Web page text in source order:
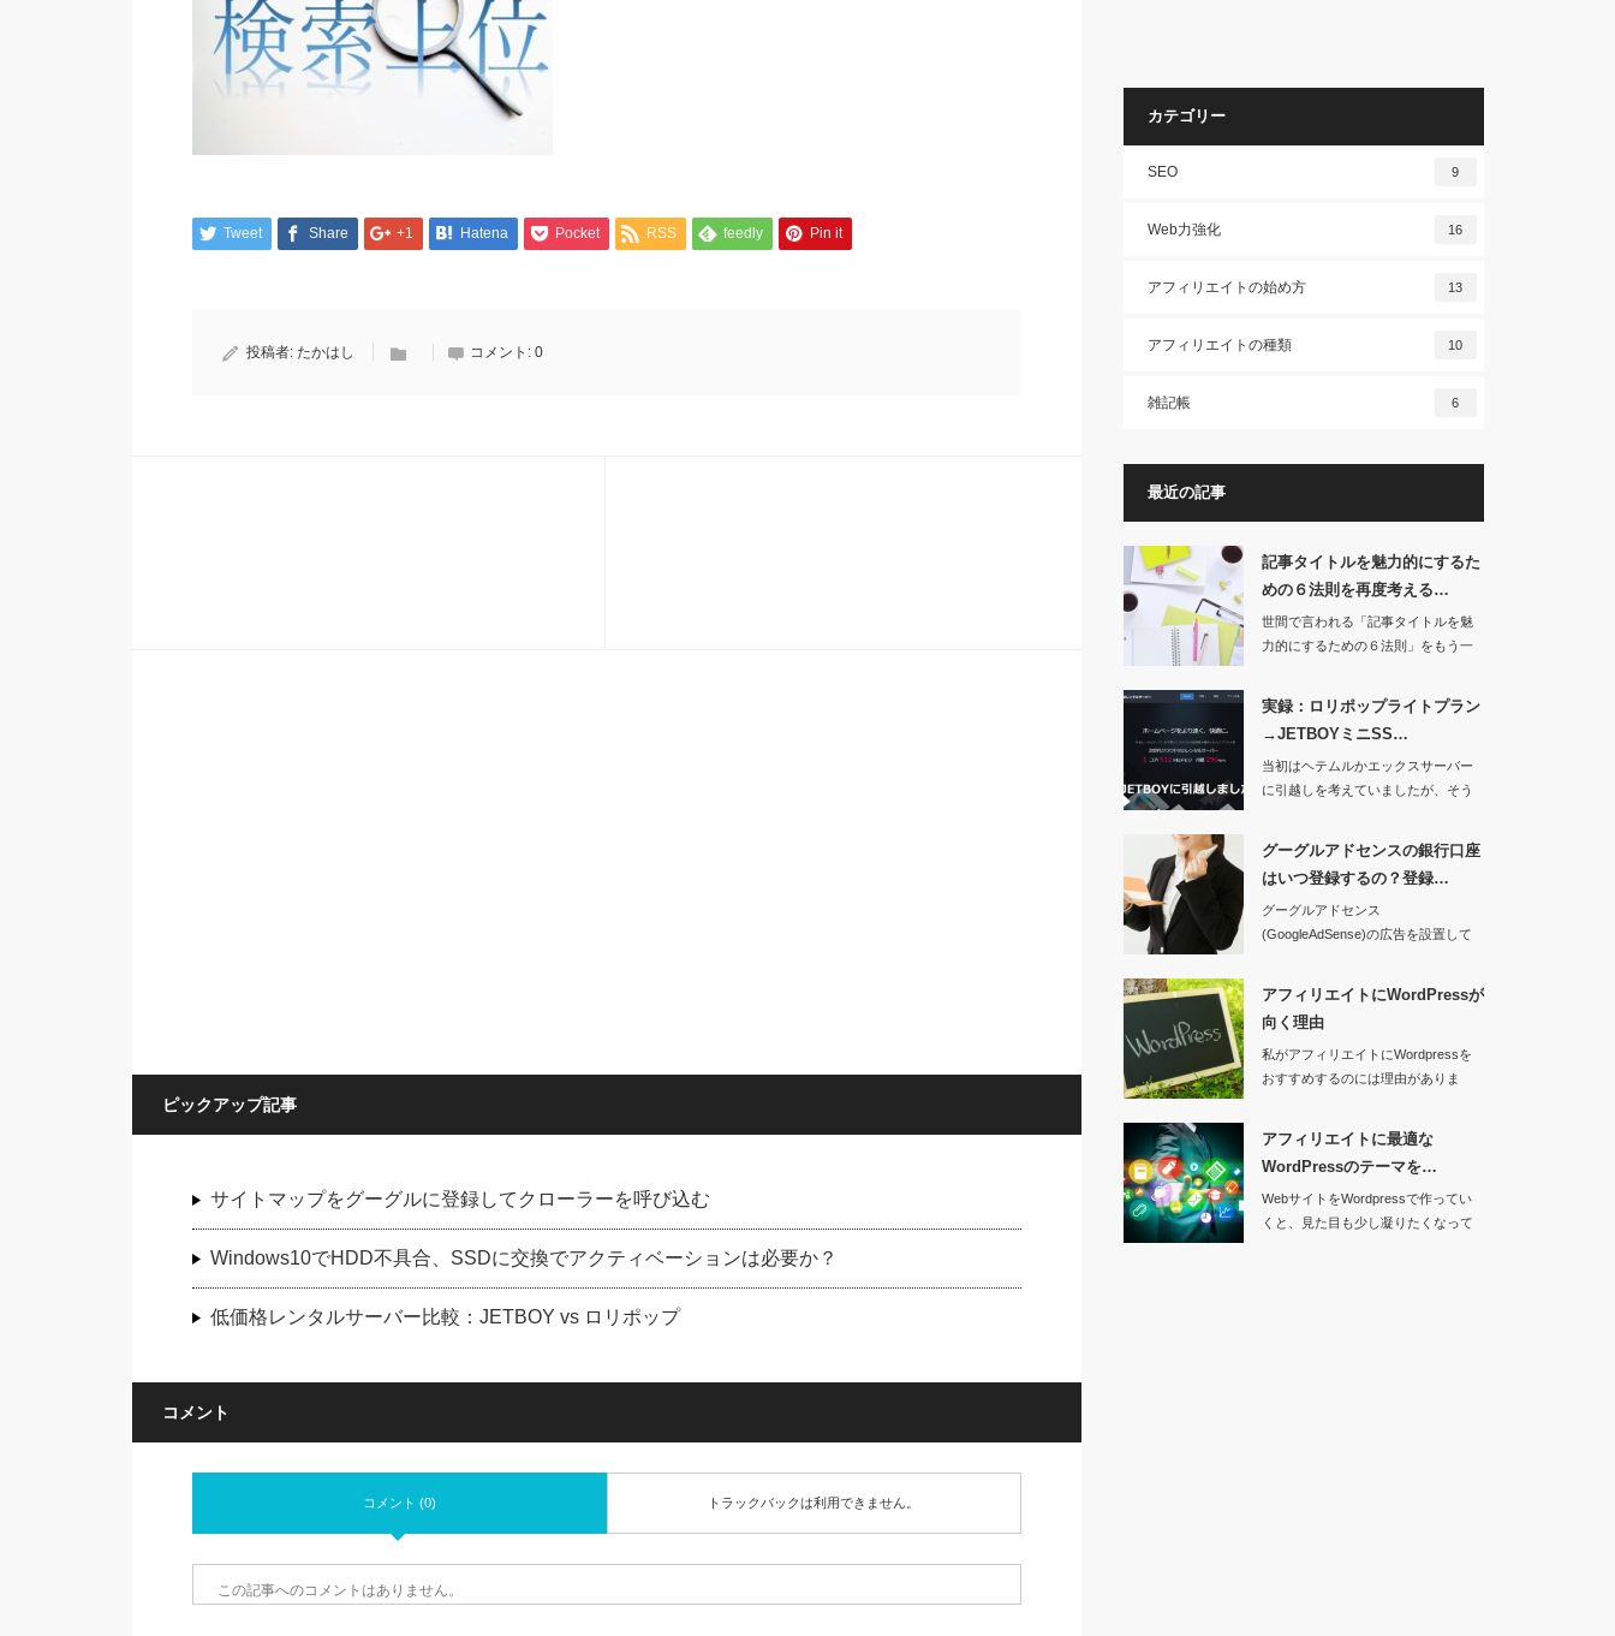
Tweet Share +1 Hatena Pocket RSS feedly Pin it
投稿者: たかはし コメント: 0
ピックアップ記事
サイトマップをグーグルに登録してクローラーを呼び込む
Windows10でHDD不具合、SSDに交換でアクティベーションは必要か？
低価格レンタルサーバー比較：JETBOY vs ロリポップ
コメント
コメント (0) トラックバックは利用できません。
この記事へのコメントはありません。
カテゴリー
SEO 9
Web力強化 16
アフィリエイトの始め方 13
アフィリエイトの種類 10
雑記帳 6
最近の記事
記事タイトルを魅力的にするた
めの６法則を再度考える…
世間で言われる「記事タイトルを魅
力的にするための６法則」をもう一
実録：ロリポップライトプラン
→JETBOYミニSS…
当初はヘテムルかエックスサーバー
に引越しを考えていましたが、そう
グーグルアドセンスの銀行口座
はいつ登録するの？登録…
グーグルアドセンス
(GoogleAdSense)の広告を設置して
アフィリエイトにWordPressが
向く理由
私がアフィリエイトにWordpressを
おすすめするのには理由がありま
アフィリエイトに最適な
WordPressのテーマを…
WebサイトをWordpressで作ってい
くと、見た目も少し凝りたくなって